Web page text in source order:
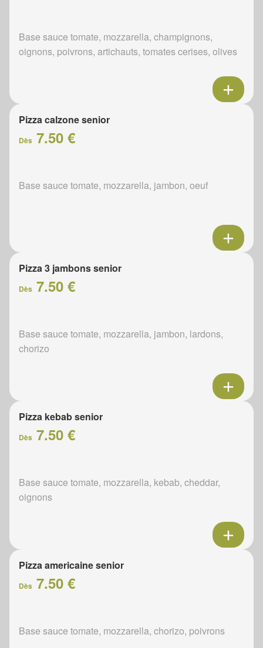
Base sauce tomate, mozzarella, champignons,
oignons, poivrons, artichauts, tomates cerises, olives
Pizza calzone senior
Dès 7.50 €
Base sauce tomate, mozzarella, jambon, oeuf
Pizza 3 jambons senior
Dès 7.50 €
Base sauce tomate, mozzarella, jambon, lardons,
chorizo
Pizza kebab senior
Dès 7.50 €
Base sauce tomate, mozzarella, kebab, cheddar,
oignons
Pizza americaine senior
Dès 7.50 €
Base sauce tomate, mozzarella, chorizo, poivrons